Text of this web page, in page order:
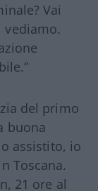
Vai
del primo
buona
assistito, io
Toscana.
21 ore al